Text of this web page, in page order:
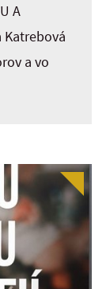
A
Katrebová
a vo